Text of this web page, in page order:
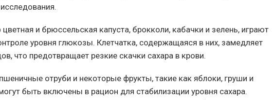
и брюссельская капуста, брокколи, кабачки и зелень, играют
уровня глюкозы. Клетчатка, содержащаяся в них, замедляет
что предотвращает резкие скачки сахара в крови.
отруби и некоторые фрукты, такие как яблоки, груши и
быть включены в рацион для стабилизации уровня сахара.